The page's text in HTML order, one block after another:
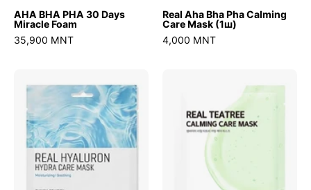
AHA BHA PHA 30 Days
Miracle Foam
35,900 MNT
Real Aha Bha Pha Calming
Care Mask (1ш)
4,000 MNT
Hyaluron
Hydra
Care
Mask
(1ш)
Teatree
Calming
Care